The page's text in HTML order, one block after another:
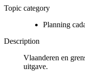
Topic category
Planning
Description
Vlaanderen en
uitgave.